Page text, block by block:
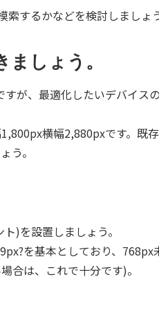
するかなどを検討しましょう
しょう。
が、最適化したいデバイス
横幅2,880pxです。既
う。
)を設置しましょう。
を基本としており、768px
合は、これで十分です)。